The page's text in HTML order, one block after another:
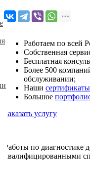
Работаем по всей
Собственная
Бесплатная
Более 500
обслуживании;
Наши
Большое
Заказать услугу
Работы по диагностике
квалифицированными